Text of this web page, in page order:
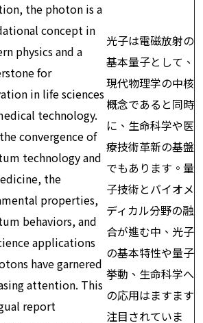
the photon is a
concept in
physics and a
for
in life sciences
technology.
convergence of
technology and
the
properties,
behaviors, and
applications
have garnered
attention. This
report
光子は電磁放射の
基本量子として、
現代物理学の中核
概念であると同時
に、生命科学や医
療技術革新の基盤
でもあります。量
子技術とバイオメ
ディカル分野の融
合が進む中、光子
の基本特性や量子
挙動、生命科学へ
の応用はますます
注目されていま